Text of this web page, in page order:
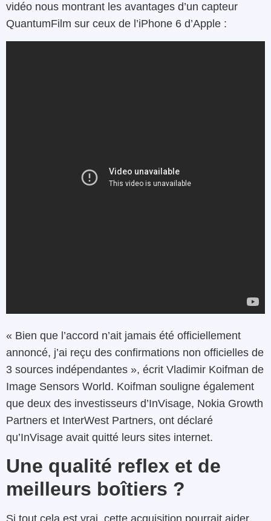
vidéo nous montrant les avantages d’un capteur
QuantumFilm sur ceux de l’iPhone 6 d’Apple :
« Bien que l’accord n’ait jamais été officiellement
annoncé, j’ai reçu des confirmations non officielles de
3 sources indépendantes », écrit Vladimir Koifman de
Image Sensors World. Koifman souligne également
que deux des investisseurs d’InVisage, Nokia Growth
Partners et InterWest Partners, ont déclaré
qu’InVisage avait quitté leurs sites internet.
Une qualité reflex et de
meilleurs boîtiers ?